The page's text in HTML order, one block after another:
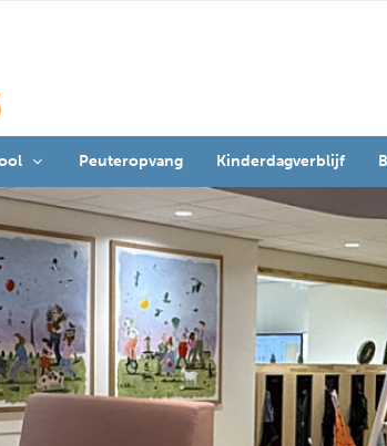
Peuteropvang Kinderdagverblijf